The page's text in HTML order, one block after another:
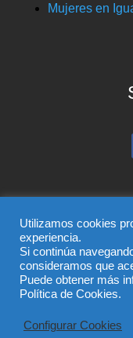
Mujeres en
© Partido Popular
El uso de este
lapolítica de
Utilizamos cookies
experiencia.
Si continúa
consideramos que
Puede obtener más
Política de Cookies.
Configurar Cookies